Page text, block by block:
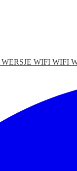
WERSJE WIFI WIFI